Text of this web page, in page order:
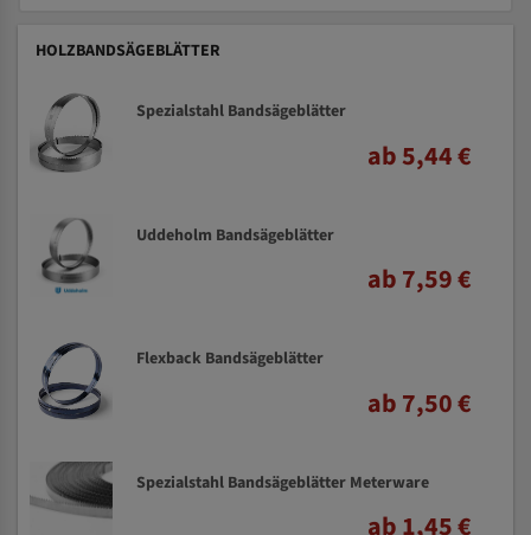
HOLZBANDSÄGEBLÄTTER
Spezialstahl Bandsägeblätter
ab 5,44 €
Uddeholm Bandsägeblätter
ab 7,59 €
Flexback Bandsägeblätter
ab 7,50 €
Spezialstahl Bandsägeblätter Meterware
ab 1,45 €